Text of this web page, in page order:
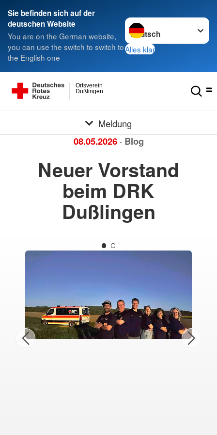
Sie befinden sich auf der
deutschen Website
You are on the German website,
you can use the switch to switch to
the English one
Sprache wechseln zu
Alles klar
Dußlingen
Ortsverein
Meldung
08.05.2026 · Blog
Neuer Vorstand
beim DRK
Dußlingen